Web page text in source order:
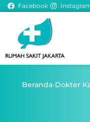
Facebook
Beranda-Dokter